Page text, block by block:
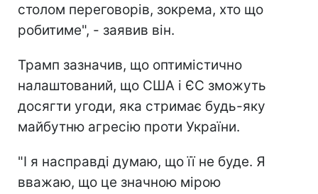
столом переговорів, зокрема, хто що
робитиме", - заявив він.
Трамп зазначив, що оптимістично
налаштований, що США і ЄС зможуть
досягти угоди, яка стримає будь-яку
майбутню агресію проти України.
"І я насправді думаю, що її не буде. Я
вважаю, що це значною мірою